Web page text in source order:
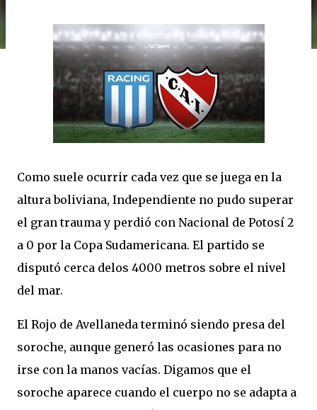
Como suele ocurrir cada vez que se juega en la
altura boliviana, Independiente no pudo superar
el gran trauma y perdió con Nacional de Potosí 2
a 0 por la Copa Sudamericana. El partido se
disputó cerca delos 4000 metros sobre el nivel
del mar.
El Rojo de Avellaneda terminó siendo presa del
soroche, aunque generó las ocasiones para no
irse con la manos vacías. Digamos que el
soroche aparece cuando el cuerpo no se adapta a